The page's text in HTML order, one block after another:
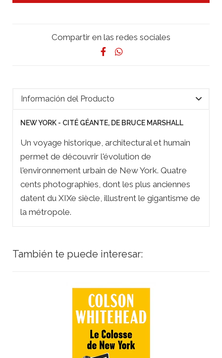
Compartir en las redes sociales
Información del Producto
NEW YORK - CITÉ GÉANTE, DE BRUCE MARSHALL
Un voyage historique, architectural et humain
permet de découvrir l'évolution de
l'environnement urbain de New York. Quatre
cents photographies, dont les plus anciennes
datent du XIXe siècle, illustrent le gigantisme de
la métropole.
También te puede interesar: